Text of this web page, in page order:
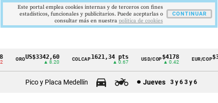
Cintillo
OROUS$3342,60
▲ 8.20
COLCAP1621,34 pts
▲ 0.67
USD/COP$4178
▲ 0.42
EUR/COP
Pico y Placa Medellín Jueves 3 y 6 3 y 6
Este portal emplea cookies internas y de terceros con fines
estadísticos, funcionales y publicitarios. Puede aceptarlas o
consultar más en nuestra politica de cookies
CONTINUAR